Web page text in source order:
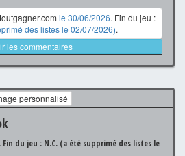
le 30/06/2026. Fin du jeu :
des listes le 02/07/2026).
les commentaires
personnalisé
Fin du jeu : N.C. (a été supprimé des listes le